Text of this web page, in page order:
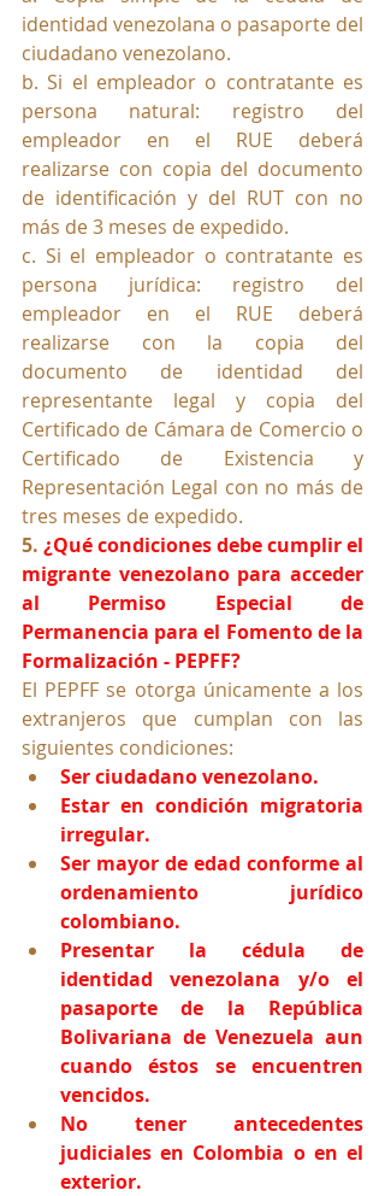
identidad venezolana o pasaporte del
ciudadano venezolano.
b. Si el empleador o contratante es
persona natural: registro del
empleador en el RUE deberá
realizarse con copia del documento
de identificación y del RUT con no
más de 3 meses de expedido.
c. Si el empleador o contratante es
persona jurídica: registro del
empleador en el RUE deberá
realizarse con la copia del
documento de identidad del
representante legal y copia del
Certificado de Cámara de Comercio o
Certificado de Existencia y
Representación Legal con no más de
tres meses de expedido.
5. ¿Qué condiciones debe cumplir el
migrante venezolano para acceder
al Permiso Especial de
Permanencia para el Fomento de la
Formalización - PEPFF?
El PEPFF se otorga únicamente a los
extranjeros que cumplan con las
siguientes condiciones:
Ser ciudadano venezolano.
Estar en condición migratoria
irregular.
Ser mayor de edad conforme al
ordenamiento jurídico
colombiano.
Presentar la cédula de
identidad venezolana y/o el
pasaporte de la República
Bolivariana de Venezuela aun
cuando éstos se encuentren
vencidos.
No tener antecedentes
judiciales en Colombia o en el
exterior.